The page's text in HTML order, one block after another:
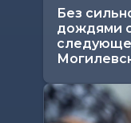
Без
дождями